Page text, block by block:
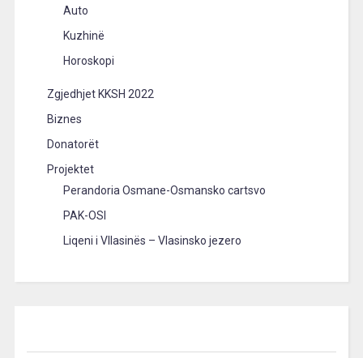
Auto
Kuzhinë
Horoskopi
Zgjedhjet KKSH 2022
Biznes
Donatorët
Projektet
Perandoria Osmane-Osmansko cartsvo
PAK-OSI
Liqeni i Vllasinës – Vlasinsko jezero